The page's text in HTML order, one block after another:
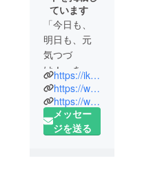
ています
「今日も、
明日も、元
気つづ
け！」を理
念に掲げ、
地域社会と
共に、いき
いき成長を
https://ikiiki-fitnesslife.com/
https://www.facebook.com/ikiikifitnesslife/
https://www.instagram.com/iki2_fitnesslife/
メッセー
ジを送る